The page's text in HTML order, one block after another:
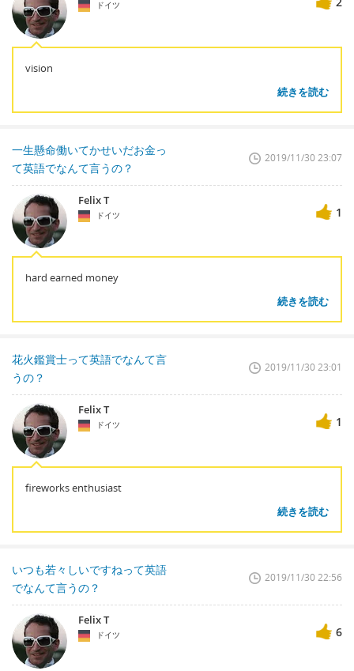
ドイツ
vision
続きを読む
一生懸命働いてかせいだお金っ
て英語でなんて言うの？
2019/11/30 23:07
Felix T
ドイツ 1
hard earned money
続きを読む
花火鑑賞士って英語でなんて言
うの？
2019/11/30 23:01
Felix T
ドイツ 1
fireworks enthusiast
続きを読む
いつも若々しいですねって英語
でなんて言うの？
2019/11/30 22:56
Felix T
ドイツ 6